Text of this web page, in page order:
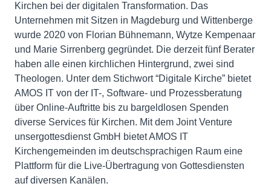
Kirchen bei der digitalen Transformation. Das
Unternehmen mit Sitzen in Magdeburg und Wittenberge
wurde 2020 von Florian Bühnemann, Wytze Kempenaar
und Marie Sirrenberg gegründet. Die derzeit fünf Berater
haben alle einen kirchlichen Hintergrund, zwei sind
Theologen. Unter dem Stichwort “Digitale Kirche” bietet
AMOS IT von der IT-, Software- und Prozessberatung
über Online-Auftritte bis zu bargeldlosen Spenden
diverse Services für Kirchen. Mit dem Joint Venture
unsergottesdienst GmbH bietet AMOS IT
Kirchengemeinden im deutschsprachigen Raum eine
Plattform für die Live-Übertragung von Gottesdiensten
auf diversen Kanälen.